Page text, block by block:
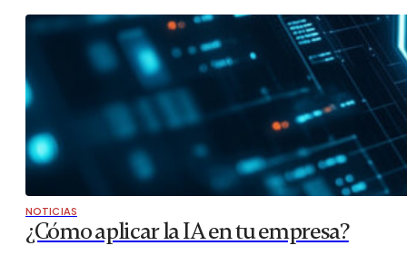
NOTICIAS
¿Cómo aplicar la IA en tu empresa?